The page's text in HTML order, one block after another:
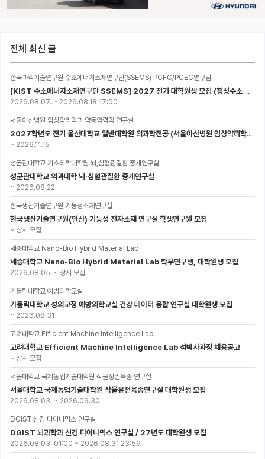
전체 최신 글
한국과학기술연구원 수소에너지소재연구단(SSEMS) PCFC/PCEC연구팀
[KIST 수소에너지소재연구단 SSEMS] 2027 전기 대학원생 모집 (청정수소 생산/활용을 위한 프로톤 세라믹 전지)
2026.08.07. ~ 2026.08.18 17:00
서울아산병원 임상약리학과 약동약력학 연구실
2027학년도 전기 울산대학교 일반대학원 의과학전공 (서울아산병원 임상약리학과 약동약력학 연구실) 대학원생 모집공고
~ 2026.11.15
성균관대학교 기초의학대학원 뇌,심혈관질환 중개연구실
성균관대학교 의과대학 뇌·심혈관질환 중개연구실
~ 2026.08.22
한국생산기술연구원 기능성소재연구실
한국생산기술연구원(안산) 기능성 전자소재 연구실 학생연구원 모집
~ 상시 모집
세종대학교 Nano-Bio Hybrid Material Lab
세종대학교 Nano-Bio Hybrid Material Lab 학부연구생, 대학원생 모집
2026.08.05. ~ 상시 모집
가톨릭대학교 예방의학교실
가톨릭대학교 성의교정 예방의학교실 건강 데이터 융합 연구실 대학원생 모집
~ 2026.08.31
고려대학교 Efficient Machine Intelligence Lab
고려대학교 Efficient Machine Intelligence Lab 석박사과정 채용공고
~ 상시 모집
서울대학교 국제농업기술대학원 작물정밀육종 연구실
서울대학교 국제농업기술대학원 작물유전육종연구실 대학원생 모집
2026.08.03. ~ 2026.09.30
DGIST 신경 다이나믹스 연구실
DGIST 뇌과학과 신경 다이나믹스 연구실 / 27년도 대학원생 모집
2026.08.03. 01:00 ~ 2026.08.31 23:59